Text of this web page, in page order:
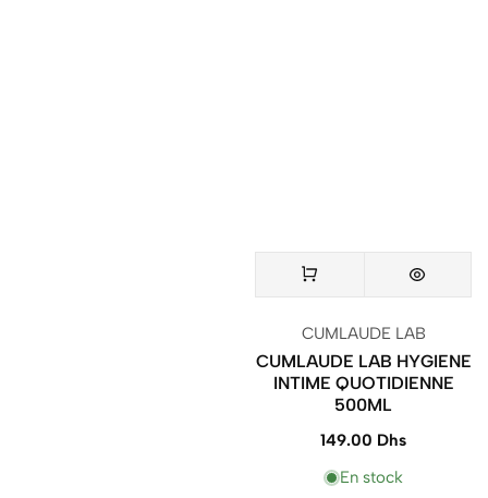
CUMLAUDE LAB
CUMLAUDE LAB HYGIENE
INTIME QUOTIDIENNE
500ML
Prix
normal
149.00 Dhs
En stock